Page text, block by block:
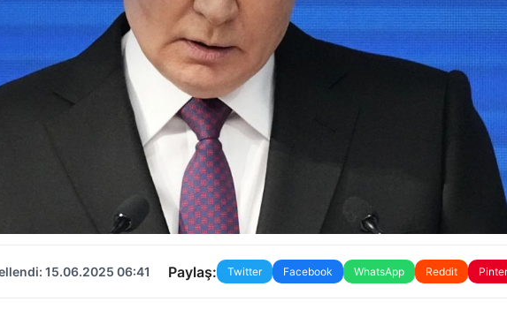
15.06.2025 06:41 Paylaş: Twitter Facebook WhatsApp Reddit